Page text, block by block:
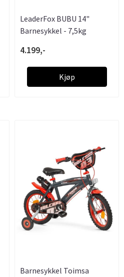
LeaderFox BUBU 14"
Barnesykkel - 7,5kg
4.199,-
Kjøp
Barnesykkel Toimsa